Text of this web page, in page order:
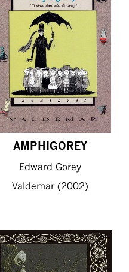
AMPHIGOREY
Edward Gorey
Valdemar (2002)